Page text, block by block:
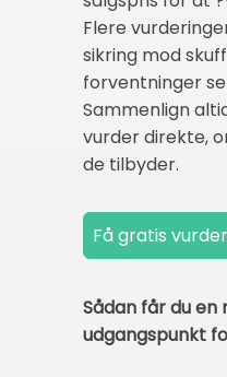
Flere
sikring mod
forventninger
Sammenlign
vurder direkte,
de tilbyder.
Sådan får du en
udgangspunkt